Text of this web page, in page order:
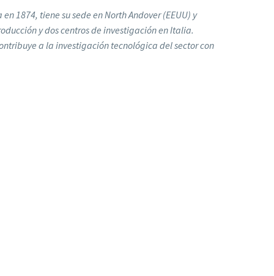
1874, tiene su sede en North Andover (EEUU) y
y dos centros de investigación en Italia.
a la investigación tecnológica del sector con